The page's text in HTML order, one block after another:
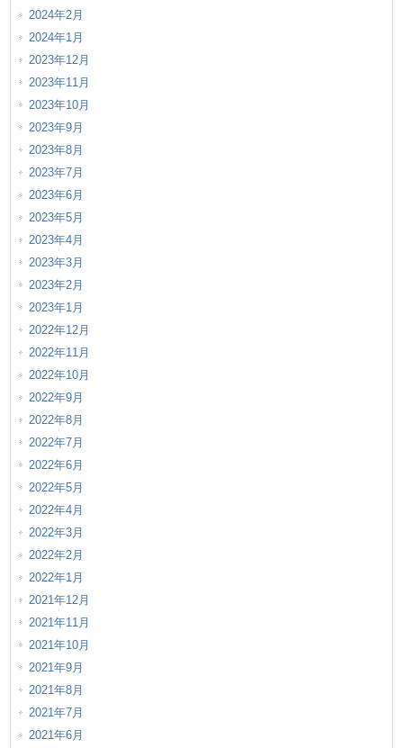
2024年2月
2024年1月
2023年12月
2023年11月
2023年10月
2023年9月
2023年8月
2023年7月
2023年6月
2023年5月
2023年4月
2023年3月
2023年2月
2023年1月
2022年12月
2022年11月
2022年10月
2022年9月
2022年8月
2022年7月
2022年6月
2022年5月
2022年4月
2022年3月
2022年2月
2022年1月
2021年12月
2021年11月
2021年10月
2021年9月
2021年8月
2021年7月
2021年6月